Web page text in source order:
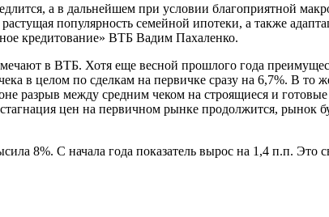
а в дальнейшем при условии благоприятной
популярность семейной ипотеки, а также
кредитование» ВТБ Вадим Пахаленко.
в ВТБ. Хотя еще весной прошлого года
в целом по сделкам на первичке сразу на 6,7%. В то
разрыв между средним чеком на строящиеся и
цен на первичном рынке продолжится, рынок
8%. С начала года показатель вырос на 1,4 п.п. Это